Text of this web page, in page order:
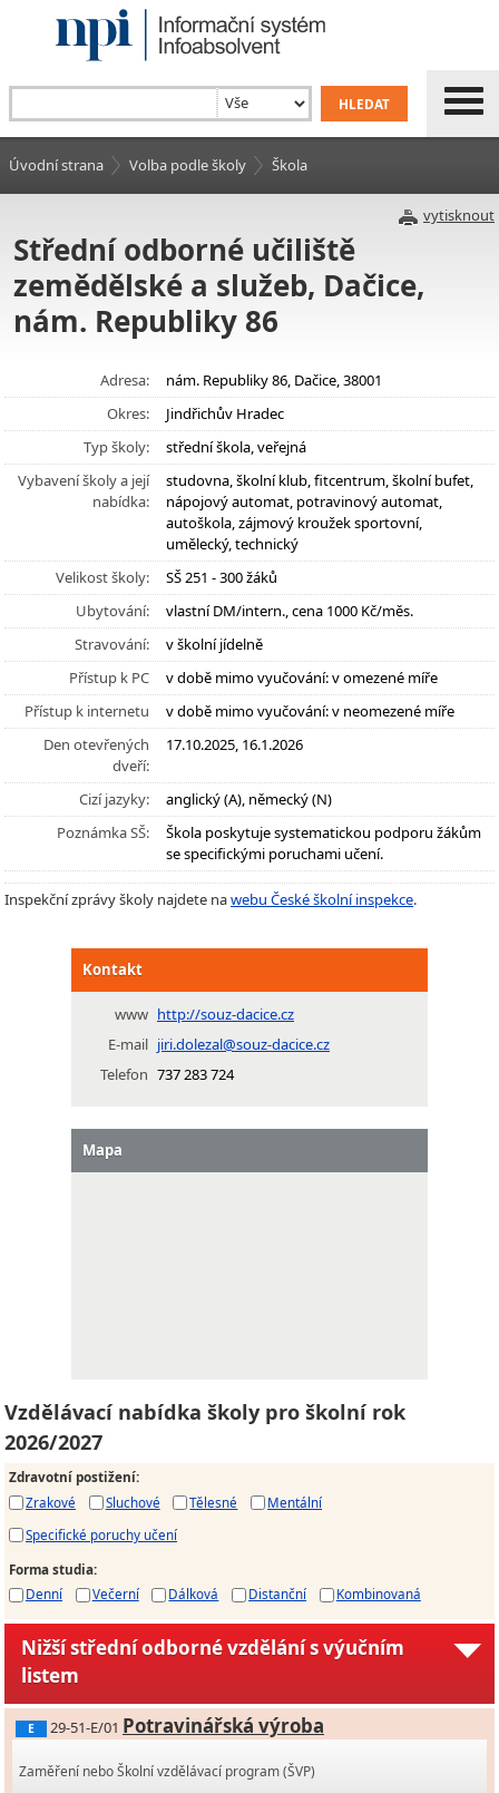
Úvodní strana Volba podle školy Škola
vytisknout
Střední odborné učiliště
zemědělské a služeb, Dačice,
nám. Republiky 86
Adresa:
nám. Republiky 86, Dačice, 38001
Okres:
Jindřichův Hradec
Typ školy:
střední škola, veřejná
Vybavení školy a její
nabídka:
studovna, školní klub, fitcentrum, školní bufet,
nápojový automat, potravinový automat,
autoškola, zájmový kroužek sportovní,
umělecký, technický
Velikost školy:
SŠ 251 - 300 žáků
Ubytování:
vlastní DM/intern., cena 1000 Kč/měs.
Stravování:
v školní jídelně
Přístup k PC
v době mimo vyučování: v omezené míře
Přístup k internetu
v době mimo vyučování: v neomezené míře
Den otevřených
dveří:
17.10.2025, 16.1.2026
Cizí jazyky:
anglický (A), německý (N)
Poznámka SŠ:
Škola poskytuje systematickou podporu žákům
se specifickými poruchami učení.
Inspekční zprávy školy najdete nawebu České školní inspekce.
Kontakt
www http://souz-dacice.cz
E-mail jiri.dolezal@souz-dacice.cz
Telefon 737 283 724
Mapa
Vzdělávací nabídka školy pro školní rok
2026/2027
Zdravotní postižení:
Zrakové
Sluchové Tělesné
Mentální
Specifické poruchy učení
Forma studia:
Denní
Večerní Dálková Distanční Kombinovaná
Nižší střední odborné vzdělání s výučním
listem
E 29-51-E/01 Potravinářská výroba
Zaměření nebo Školní vzdělávací program (ŠVP)